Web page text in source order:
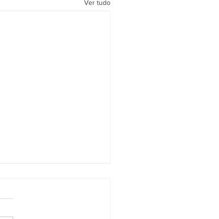
Ver tudo
fiscais